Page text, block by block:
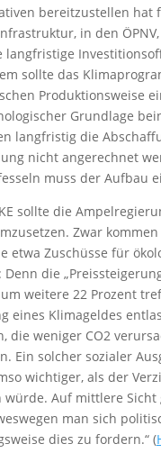
bereitzustellen hat
in den
langfristige
sollte das
Produktionsweise
Grundlage
langfristig die
nicht angerechnet
muss der Aufbau
sollte die
Zwar
etwa Zuschüsse für
Denn die
um weitere 22 Prozent
eines Klimageldes
die weniger CO2
Ein solcher sozialer
wichtiger, als der
Auf mittlere Sicht
man sich
dies zu fordern.“ (